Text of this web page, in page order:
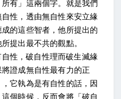
有」這兩個字。就是我們
性，透由無自性來安立緣
的這些智者，他所提出的
提出最不共的觀點。
性，破自性理而破生滅緣
證成無自性最有力的正
它執為是有自性的話，因
個時候，反而會將「破自